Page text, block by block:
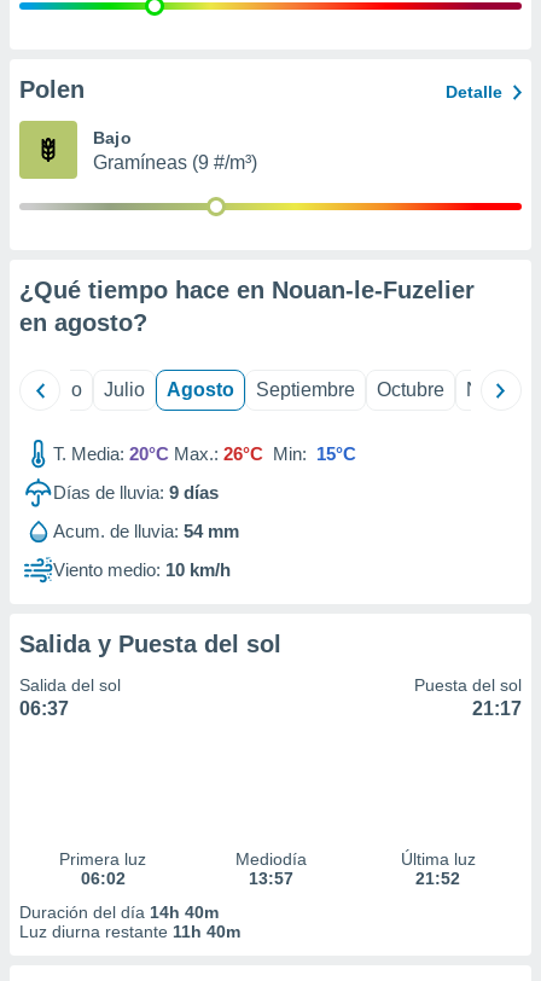
e
publicidad
Polen Detalle
Bajo
Gramíneas (9 #/m³)
¿Qué tiempo hace en Nouan-le-Fuzelier
en agosto?
Junio Julio Agosto Septiembre Octubre
T. Media: 20°C Max.: 26°C Min: 15°C
Días de lluvia: 9 días
Acum. de lluvia: 54 mm
Viento medio: 10 km/h
Salida y Puesta del sol
Salida del sol
06:37
Puesta del sol
21:17
Primera luz
06:02
Mediodía
13:57
Última luz
21:52
Duración del día 14h 40m
Luz diurna restante 11h 40m